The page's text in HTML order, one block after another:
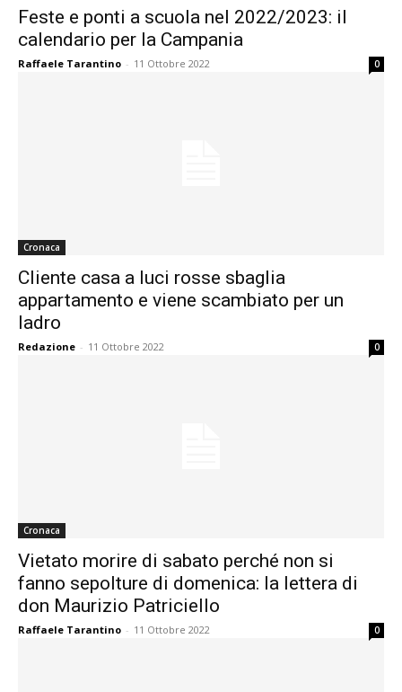
Feste e ponti a scuola nel 2022/2023: il
calendario per la Campania
Raffaele Tarantino - 11 Ottobre 2022 0
Cronaca
Cliente casa a luci rosse sbaglia
appartamento e viene scambiato per un
ladro
Redazione - 11 Ottobre 2022 0
Cronaca
Vietato morire di sabato perché non si
fanno sepolture di domenica: la lettera di
don Maurizio Patriciello
Raffaele Tarantino - 11 Ottobre 2022 0